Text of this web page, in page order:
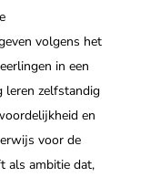
volgens het
in een
leren zelfstandig
en
voor de
als ambitie dat,